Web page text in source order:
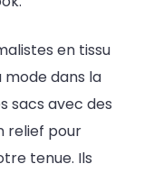
en tissu
mode dans la
sacs avec des
relief pour
tenue. Ils